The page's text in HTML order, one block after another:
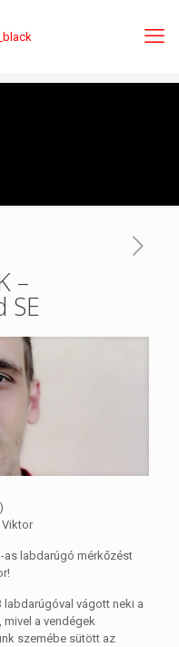
–
SE
Viktor
as labdarúgó mérkőzést
labdarúgóval vágott neki a
a vendégek
szemébe sütött az